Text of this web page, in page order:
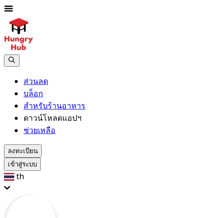
ส่วนลด
บล็อก
สำหรับร้านอาหาร
ดาวน์โหลดแอปฯ
ช่วยเหลือ
ลงทะเบียน
เข้าสู่ระบบ
th